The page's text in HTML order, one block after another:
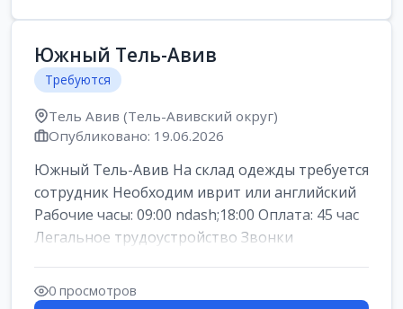
Южный Тель-Авив
Требуются
Тель Авив (Тель-Авивский округ)
Опубликовано: 19.06.2026
Южный Тель-Авив На склад одежды требуется
сотрудник Необходим иврит или английский
Рабочие часы: 09:00 ndash;18:00 Оплата: 45 час
Легальное трудоустройство Звонки
0 просмотров